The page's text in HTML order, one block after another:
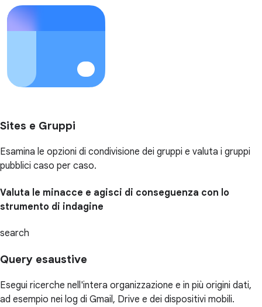
Sites e Gruppi
Esamina le opzioni di condivisione dei gruppi e valuta i gruppi
pubblici caso per caso.
Valuta le minacce e agisci di conseguenza con lo
strumento di indagine
search
Query esaustive
Esegui ricerche nell'intera organizzazione e in più origini dati,
ad esempio nei log di Gmail, Drive e dei dispositivi mobili.